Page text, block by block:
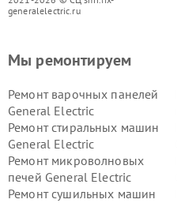
generalelectric.ru
Мы ремонтируем
Ремонт варочных панелей
General Electric
Ремонт стиральных машин
General Electric
Ремонт микроволновых
печей General Electric
Ремонт сушильных машин